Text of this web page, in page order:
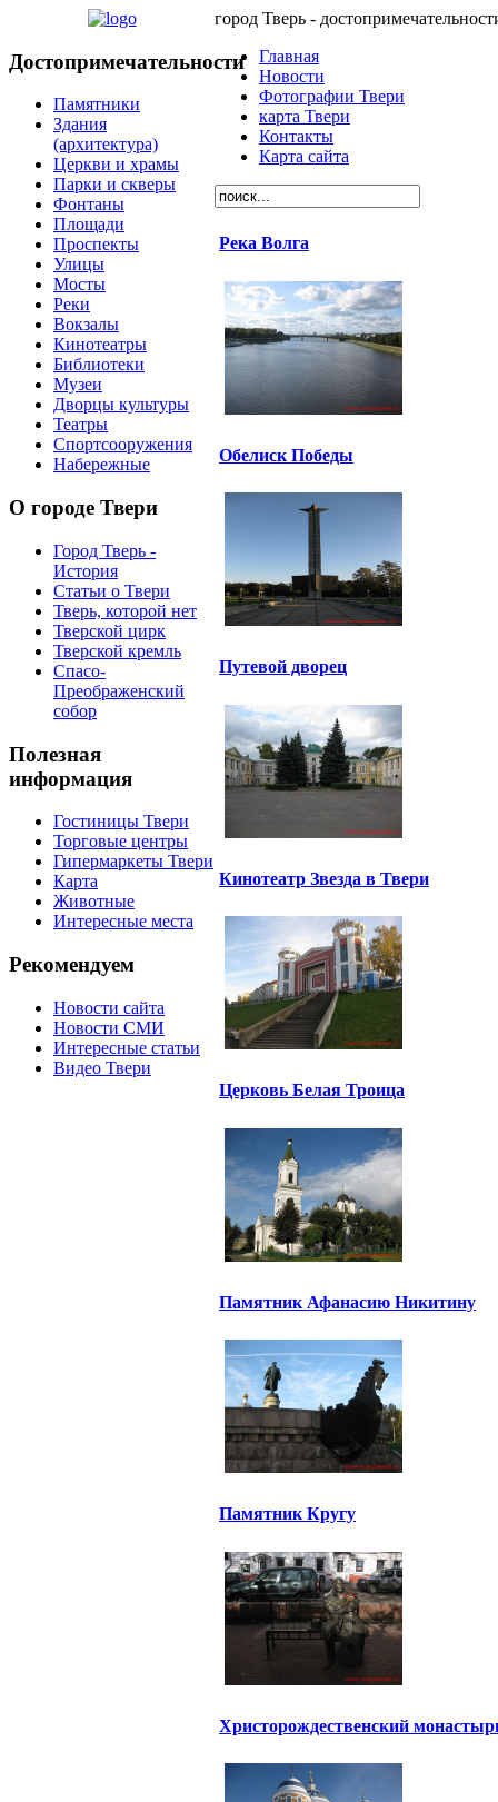
Достопримечательности
Памятники
Здания
(архитектура)
Церкви и храмы
Парки и скверы
Фонтаны
Площади
Проспекты
Улицы
Мосты
Реки
Вокзалы
Кинотеатры
Библиотеки
Музеи
Дворцы культуры
Театры
Спортсооружения
Набережные
О городе Твери
Город Тверь -
История
Статьи о Твери
Тверь, которой нет
Тверской цирк
Тверской кремль
Спасо-
Преображенский
собор
Полезная
информация
Гостиницы Твери
Торговые центры
Гипермаркеты Твери
Карта
Животные
Интересные места
Рекомендуем
Новости сайта
Новости СМИ
Интересные статьи
Видео Твери
город Тверь -
Главная
Новости
Фотографии Твери
карта Твери
Контакты
Карта сайта
Река Волга
Обелиск Победы
Путевой дворец
Кинотеатр Звезда в Твери
Церковь Белая Троица
Памятник Афанасию Никитину
Памятник Кругу
Христорождественский